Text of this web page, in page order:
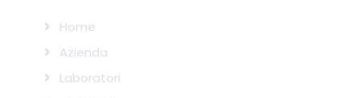
Home
Azienda
Laboratori